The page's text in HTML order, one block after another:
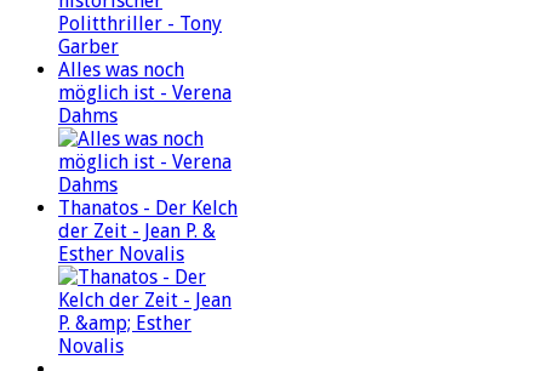
Alles was noch
möglich ist - Verena
Dahms
Thanatos - Der Kelch
der Zeit - Jean P. &
Esther Novalis